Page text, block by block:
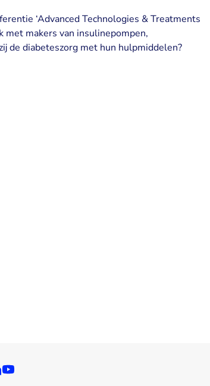
‘Advanced Technologies & Treatments
met makers van insulinepompen,
de diabeteszorg met hun hulpmiddelen?